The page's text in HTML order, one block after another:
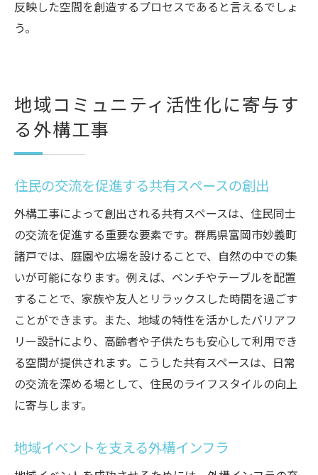
反映した空間を創造するプロセスであると言えるでしょ
う。
地域コミュニティ活性化に寄与す
る外構工事
住民の交流を促進する共有スペースの創出
外構工事によって創出される共有スペースは、住民同士
の交流を促進する重要な要素です。群馬県富岡市妙義町
諸戸では、庭園や広場を設けることで、自然の中での集
いが可能になります。例えば、ベンチやテーブルを配置
することで、家族や友人とリラックスした時間を過ごす
ことができます。また、地域の特性を活かしたバリアフ
リー設計により、高齢者や子供たちも安心して利用でき
る空間が提供されます。こうした共有スペースは、日常
の交流を深める場として、住民のライフスタイルの向上
に寄与します。
地域イベントを支える外構インフラ